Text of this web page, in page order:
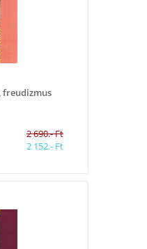
freudizmus
2 690.- Ft
2 152.- Ft